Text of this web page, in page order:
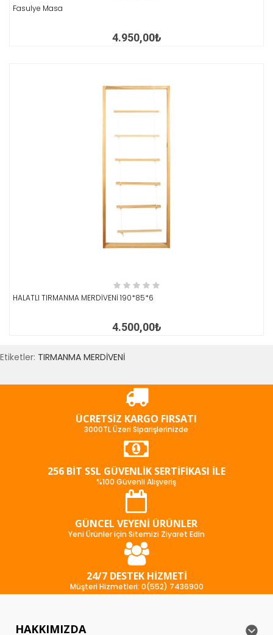
Fasulye Masa
4.950,00₺
HALATLI TIRMANMA MERDİVENİ 190*85*6
4.500,00₺
Etiketler: TIRMANMA MERDİVENİ
ÜCRETSIZ KARGO FIRSATI
3000TL Üzeri Siparişlerinizde
256 BIT SSL GÜVENLIK SERTIFIKASI İLE
%100 Güvenli Alışveriş
GÜNCEL VEYENI ÜRÜNLER
Yeni Ürünler için Sitemizi Ziyaret Edin
24/7 DESTEK HIZMETI
Müşteri Hizmetleri: 0(552) 7436900
HAKKIMIZDA